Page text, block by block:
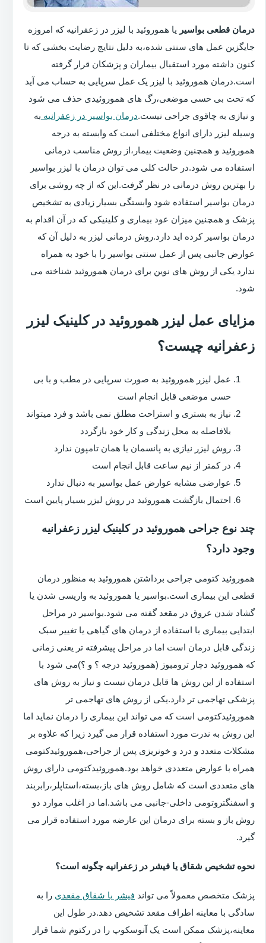
درمان قطعی بواسیر یا هموروئید با لیزر در زعفرانیه که امروزه
جایگزین عمل های سنتی شده،به دلیل نتایج رضایت بخشی که تا
کنون داشته مورد استقبال بیماران و پزشکان قرار گرفته
است.درمان هموروئید با لیزر یک عمل سرپایی به حساب می آید
که تحت بی حسی موضعی،رگ های هموروئیدی حذف می شود
و نیازی به چاقوی جراحی نیست.درمان بواسیر در زعفرانیه به
وسیله لیزر دارای انواع مختلفی است که وابسته به درجه
هموروئید و همچنین وضعیت بیمار،از روش مناسب درمانی
استفاده می شود.در حالت کلی می توان درمان با لیزر بواسیر
را بهترین روش درمانی در نظر گرفت.این که از چه روشی برای
درمان بواسیر استفاده شود وابستگی بسیار زیادی به تشخیص
پزشک و همچنین میزان عود بیماری و کلینیکی که در آن اقدام به
درمان بواسیر کرده اید دارد.روش درمانی لیزر به دلیل آن که
عوارض جانبی پس از عمل سنتی بواسیر را با خود به همراه
ندارد یکی از روش های نوین برای درمان هموروئید شناخته می
شود.
مزایای عمل لیزر هموروئید در کلینیک لیزر
زعفرانیه چیست؟
عمل لیزر هموروئید به صورت سرپایی در مطب و با بی
حسی موضعی قابل انجام است
نیاز به بستری و استراحت مطلق نمی باشد و فرد میتواند
بلافاصله به محل زندگی و کار خود بازگردد
روش لیزر نیازی به پانسمان یا همان تامپون ندارد
در کمتر از نیم ساعت قابل انجام است
عوارضی مشابه عوارض عمل بواسیر به دنبال ندارد
احتمال بازگشت هموروئید در روش لیزر بسیار پایین است
چند نوع جراحی هموروئید در کلینیک لیزر زعفرانیه
وجود دارد؟
هموروئید کتومی جراحی برداشتن هموروئید به منظور درمان
قطعی این بیماری است.بواسیر یا هموروئید به واریسی شدن یا
گشاد شدن عروق در مقعد گفته می شود.بواسیر در مراحل
ابتدایی بیماری با استفاده از درمان های گیاهی یا تغییر سبک
زندگی قابل درمان است اما در مراحل پیشرفته تر یعنی زمانی
که هموروئید دچار ترومبوز (هموروئید درجه ؟ و ؟)می شود با
استفاده از این روش ها قابل درمان نیست و نیاز به روش های
پزشکی تهاجمی تر دارد.یکی از روش های تهاجمی تر
هموروئیدکتومی است که می تواند این بیماری را درمان نماید اما
این روش به ندرت مورد استفاده قرار می گیرد زیرا که علاوه بر
مشکلات متعدد و درد و خونریزی پس از جراحی،هموروئیدکتومی
همراه با عوارض متعددی خواهد بود.هموروئیدکتومی دارای روش
های متعددی است که شامل روش های باز،بسته،استاپلر،رابربند
و اسفنگتروتومی داخلی-جانبی می باشد.اما در اغلب موارد دو
روش باز و بسته برای درمان این عارضه مورد استفاده قرار می
گیرد.
نحوه تشخیص شقاق یا فیشر در زعفرانیه چگونه است؟
پزشک متخصص معمولاً می تواند فیشر یا شقاق مقعدی را به
سادگی با معاینه اطراف مقعد تشخیص دهد.در طول این
معاینه،پزشک ممکن است یک آنوسکوپ را در رکتوم شما قرار